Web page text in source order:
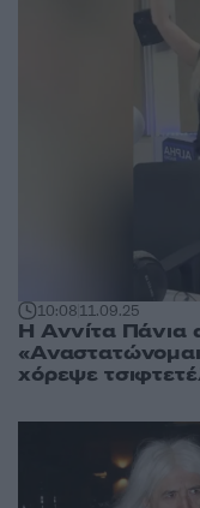
10:0811.09.25
Η Αννίτα Πάνια
χόρεψε